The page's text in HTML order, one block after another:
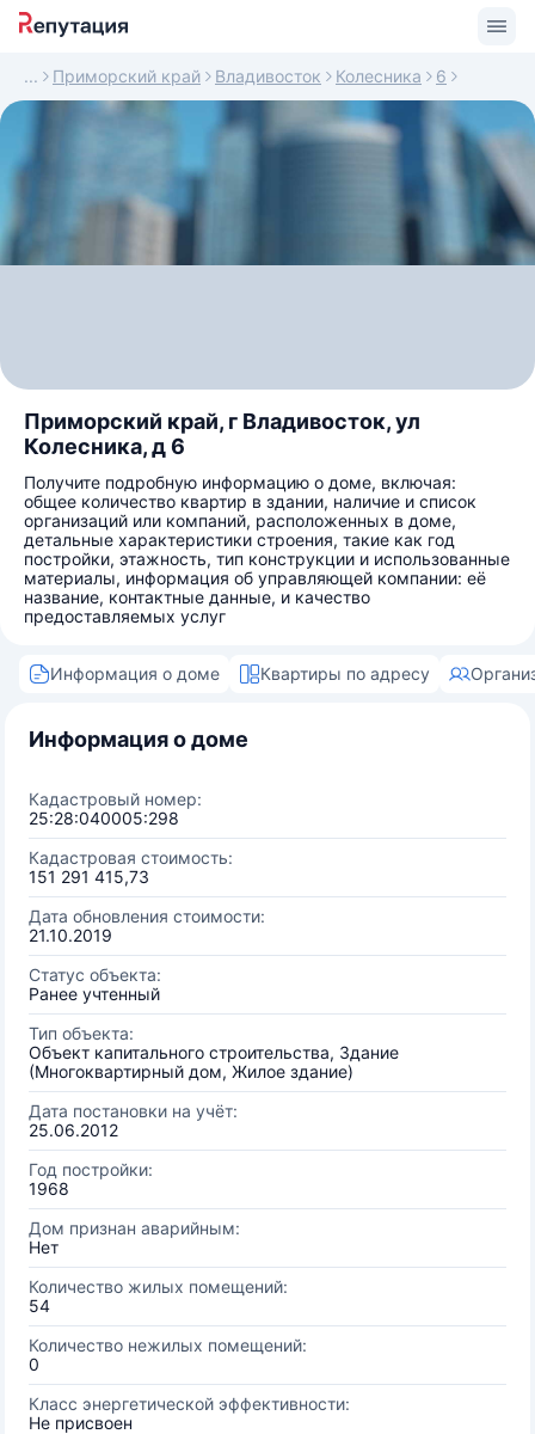
Приморский край Владивосток Колесника 6
Приморский край, г Владивосток, ул
Колесника, д 6
Получите подробную информацию о доме, включая:
общее количество квартир в здании, наличие и список
организаций или компаний, расположенных в доме,
детальные характеристики строения, такие как год
постройки, этажность, тип конструкции и использованные
материалы, информация об управляющей компании: её
название, контактные данные, и качество
предоставляемых услуг
Информация о доме Квартиры по адресу
Информация о доме
Кадастровый номер:
25:28:040005:298
Кадастровая стоимость:
151 291 415,73
Дата обновления стоимости:
21.10.2019
Статус объекта:
Ранее учтенный
Тип объекта:
Объект капитального строительства, Здание
(Многоквартирный дом, Жилое здание)
Дата постановки на учёт:
25.06.2012
Год постройки:
1968
Дом признан аварийным:
Нет
Количество жилых помещений:
54
Количество нежилых помещений:
0
Класс энергетической эффективности:
Не присвоен